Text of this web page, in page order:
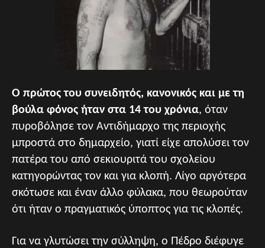
Ο πρώτος του συνειδητός, κανονικός και με τη
βούλα φόνος ήταν στα 14 του χρόνια, όταν
πυροβόλησε τον Αντιδήμαρχο της περιοχής
μπροστά στο δημαρχείο, γιατί είχε απολύσει τον
πατέρα του από σεκιουριτά του σχολείου
κατηγορώντας τον και για κλοπή. Λίγο αργότερα
σκότωσε και έναν άλλο φύλακα, που θεωρούταν
ότι ήταν ο πραγματικός ύποπτος για τις κλοπές.
Για να γλυτώσει την σύλληψη, ο Πέδρο διέφυγε